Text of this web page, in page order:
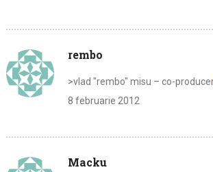
rembo
>vlad "rembo" misu – co-
8 februarie 2012
Macku